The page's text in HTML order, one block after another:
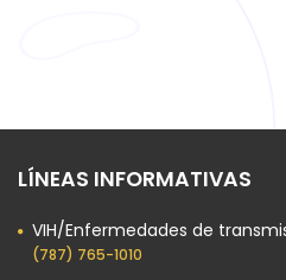
LÍNEAS INFORMATIVAS
VIH/Enfermedades de
(787) 765-1010